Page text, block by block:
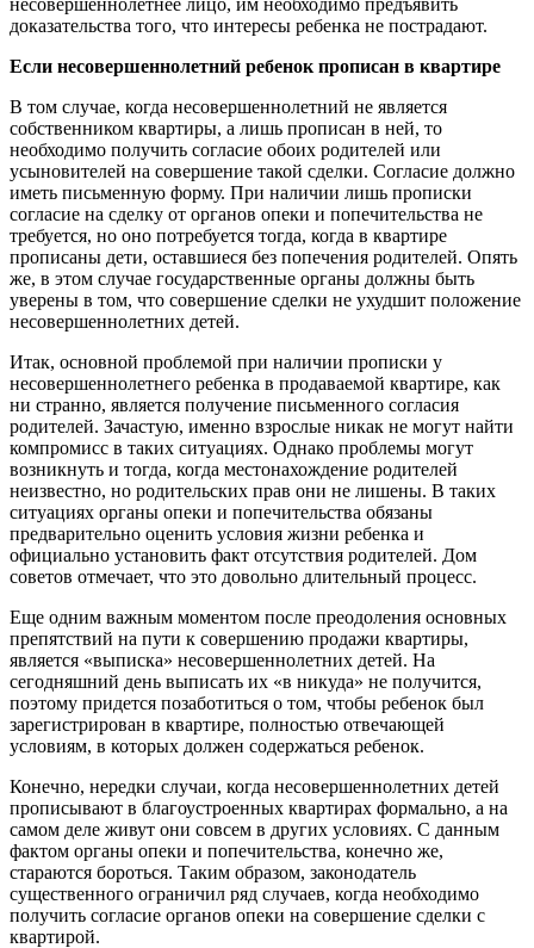
доказательства того, что интересы ребенка не пострадают.
Если несовершеннолетний ребенок прописан в квартире
В том случае, когда несовершеннолетний не является
собственником квартиры, а лишь прописан в ней, то
необходимо получить согласие обоих родителей или
усыновителей на совершение такой сделки. Согласие должно
иметь письменную форму. При наличии лишь прописки
согласие на сделку от органов опеки и попечительства не
требуется, но оно потребуется тогда, когда в квартире
прописаны дети, оставшиеся без попечения родителей. Опять
же, в этом случае государственные органы должны быть
уверены в том, что совершение сделки не ухудшит положение
несовершеннолетних детей.
Итак, основной проблемой при наличии прописки у
несовершеннолетнего ребенка в продаваемой квартире, как
ни странно, является получение письменного согласия
родителей. Зачастую, именно взрослые никак не могут найти
компромисс в таких ситуациях. Однако проблемы могут
возникнуть и тогда, когда местонахождение родителей
неизвестно, но родительских прав они не лишены. В таких
ситуациях органы опеки и попечительства обязаны
предварительно оценить условия жизни ребенка и
официально установить факт отсутствия родителей. Дом
советов отмечает, что это довольно длительный процесс.
Еще одним важным моментом после преодоления основных
препятствий на пути к совершению продажи квартиры,
является «выписка» несовершеннолетних детей. На
сегодняшний день выписать их «в никуда» не получится,
поэтому придется позаботиться о том, чтобы ребенок был
зарегистрирован в квартире, полностью отвечающей
условиям, в которых должен содержаться ребенок.
Конечно, нередки случаи, когда несовершеннолетних детей
прописывают в благоустроенных квартирах формально, а на
самом деле живут они совсем в других условиях. С данным
фактом органы опеки и попечительства, конечно же,
стараются бороться. Таким образом, законодатель
существенного ограничил ряд случаев, когда необходимо
получить согласие органов опеки на совершение сделки с
квартирой.